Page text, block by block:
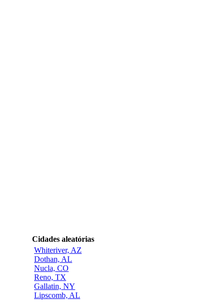
Cidades aleatórias
Whiteriver, AZ
Dothan, AL
Nucla, CO
Reno, TX
Gallatin, NY
Lipscomb, AL